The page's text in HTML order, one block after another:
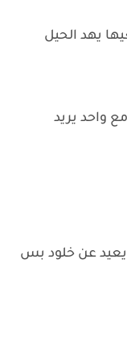
يهد الحيل
واحد يريد
يعيد عن خلود بس